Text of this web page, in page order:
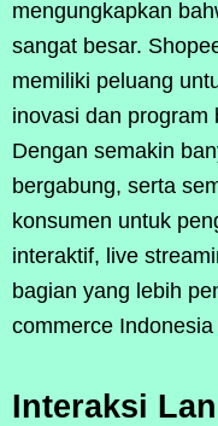
mengungkapkan
sangat besar.
memiliki peluang
inovasi dan program
Dengan semakin
bergabung, serta
konsumen untuk
interaktif, live
bagian yang lebih
commerce
Interaksi